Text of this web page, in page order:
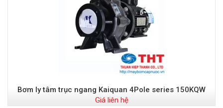
Bơm ly tâm trục ngang Kaiquan 4Pole series 150KQW
Giá liên hệ